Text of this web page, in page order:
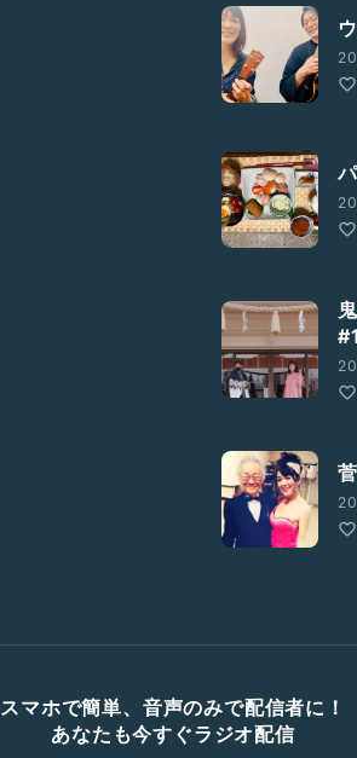
スマホで簡単、音声のみで配信者に！
あなたも今すぐラジオ配信